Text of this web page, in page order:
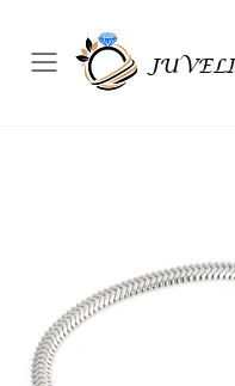
Přepínač